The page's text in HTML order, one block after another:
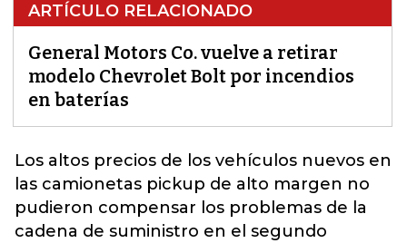
ARTÍCULO RELACIONADO
General Motors Co. vuelve a retirar
modelo Chevrolet Bolt por incendios
en baterías
Los altos precios de los vehículos nuevos en
las camionetas pickup de alto margen no
pudieron compensar los problemas de la
cadena de suministro en el segundo